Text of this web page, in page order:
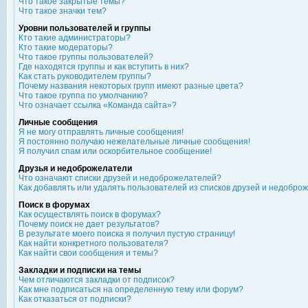
Что такое значки тем?
Уровни пользователей и группы
Кто такие администраторы?
Кто такие модераторы?
Что такое группы пользователей?
Где находятся группы и как вступить в них?
Как стать руководителем группы?
Почему названия некоторых групп имеют разные цвета?
Что такое группа по умолчанию?
Что означает ссылка «Команда сайта»?
Личные сообщения
Я не могу отправлять личные сообщения!
Я постоянно получаю нежелательные личные сообщения!
Я получил спам или оскорбительное сообщение!
Друзья и недоброжелатели
Что означают списки друзей и недоброжелателей?
Как добавлять или удалять пользователей из списков друзей и
Поиск в форумах
Как осуществлять поиск в форумах?
Почему поиск не дает результатов?
В результате моего поиска я получил пустую страницу!
Как найти конкретного пользователя?
Как найти свои сообщения и темы?
Закладки и подписки на темы
Чем отличаются закладки от подписок?
Как мне подписаться на определенную тему или форум?
Как отказаться от подписки?